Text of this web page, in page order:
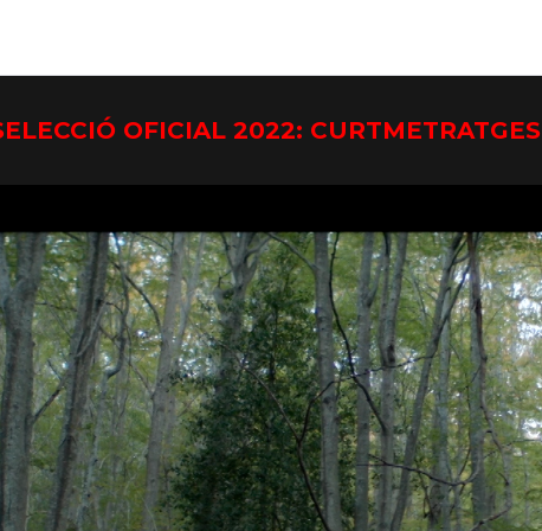
OFICIAL 2022: CURTMETRATGES